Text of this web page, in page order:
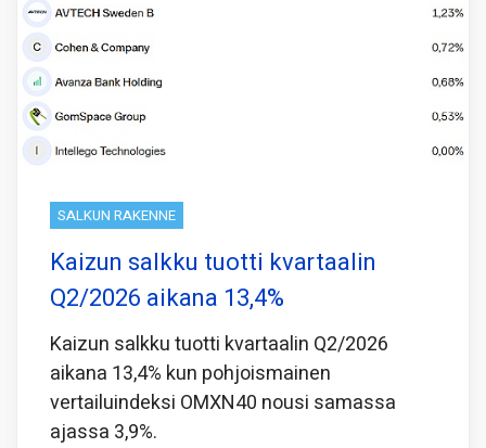
SALKUN RAKENNE
Kaizun salkku tuotti kvartaalin
Q2/2026 aikana 13,4%
Kaizun salkku tuotti kvartaalin Q2/2026
aikana 13,4% kun pohjoismainen
vertailuindeksi OMXN40 nousi samassa
ajassa 3,9%.